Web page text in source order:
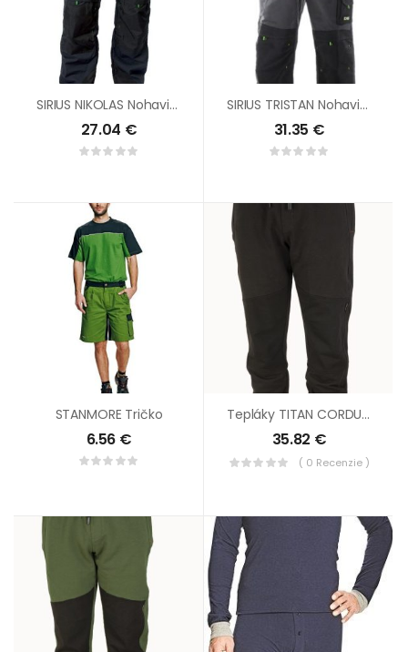
SIRIUS NIKOLAS Nohavice
27.04 €
SIRIUS TRISTAN Nohavice Na Traky
31.35 €
STANMORE Tričko
6.56 €
Tepláky TITAN CORDURA Čierne
35.82 €
( 0 Recenzie )